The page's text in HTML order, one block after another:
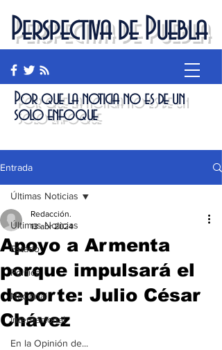
Perspectiva de Puebla
Por que la noticia no es de un
solo enfoque
Entrada
Últimas Noticias
Estado
Política
Nacional
Internacional
En la Opinión de...
Últimas Noticias
Apoyo a Armenta
porque impulsará el
deporte: Julio César
Chávez
Redacción.
13 abr 2024